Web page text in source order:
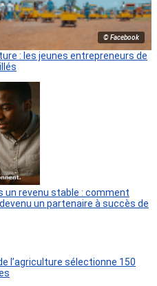
© Facebook
: les jeunes entrepreneurs de
un revenu stable : comment
un partenaire à succès de
l’agriculture sélectionne 150